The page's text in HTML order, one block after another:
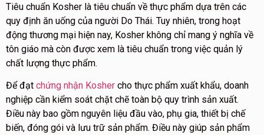
Tiêu chuẩn Kosher là tiêu chuẩn về thực phẩm dựa trên các
quy định ăn uống của người Do Thái. Tuy nhiên, trong hoạt
động thương mại hiện nay, Kosher không chỉ mang ý nghĩa về
tôn giáo mà còn được xem là tiêu chuẩn trong việc quản lý
chất lượng thực phẩm.
Để đạt chứng nhận Kosher cho thực phẩm xuất khẩu, doanh
nghiệp cần kiểm soát chặt chẽ toàn bộ quy trình sản xuất.
Điều này bao gồm nguyên liệu đầu vào, phụ gia, thiết bị chế
biến, đóng gói và lưu trữ sản phẩm. Điều này giúp sản phẩm